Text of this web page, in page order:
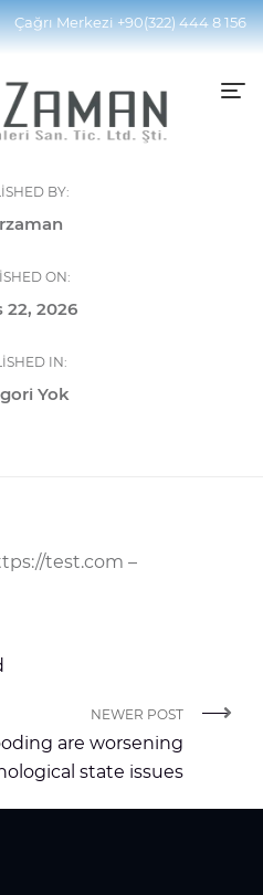
Çağrı Merkezi+90(322) 444 8 156
BY:
ON:
22, 2026
IN:
Yok
test.com –
NEWER POST
are worsening
state issues